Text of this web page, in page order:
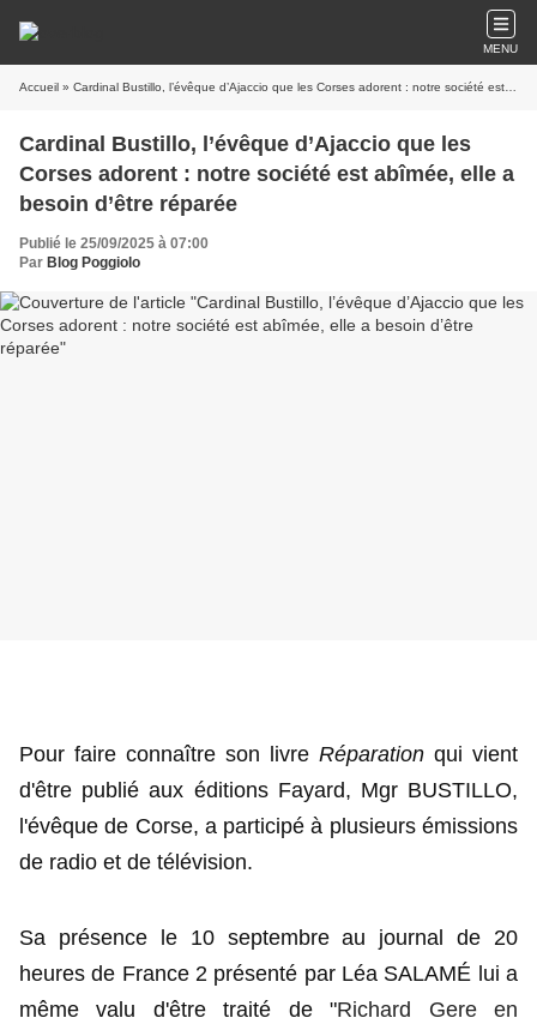
MENU
Accueil » Cardinal Bustillo, l’évêque d’Ajaccio que les Corses adorent : notre société est abîmée, elle a besoin d’être réparée
Cardinal Bustillo, l’évêque d’Ajaccio que les
Corses adorent : notre société est abîmée, elle a
besoin d’être réparée
Publié le 25/09/2025 à 07:00
Par Blog Poggiolo
Pour faire connaître son livre Réparation qui vient
d'être publié aux éditions Fayard, Mgr BUSTILLO,
l'évêque de Corse, a participé à plusieurs émissions
de radio et de télévision.
Sa présence le 10 septembre au journal de 20
heures de France 2 présenté par Léa SALAMÉ lui a
même valu d'être traité de "Richard Gere en